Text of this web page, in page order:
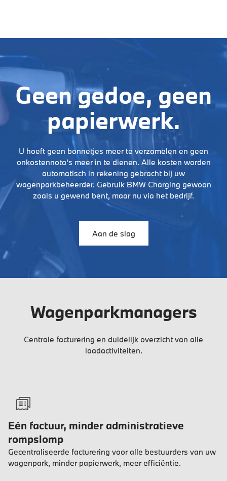
Geen gedoe, geen
papierwerk.
U hoeft geen bonnetjes meer te verzamelen en geen
onkostennota's meer in te dienen. Alle kosten worden
automatisch in rekening gebracht bij uw
wagenparkbeheerder. Gebruik BMW Charging gewoon
zoals u gewend bent, maar nu via het bedrijf.
Aan de slag
Wagenparkmanagers
Centrale facturering en duidelijk overzicht van alle
laadactiviteiten.
Eén factuur, minder administratieve
rompslomp
Gecentraliseerde facturering voor alle bestuurders van uw
wagenpark, minder papierwerk, meer efficiëntie.